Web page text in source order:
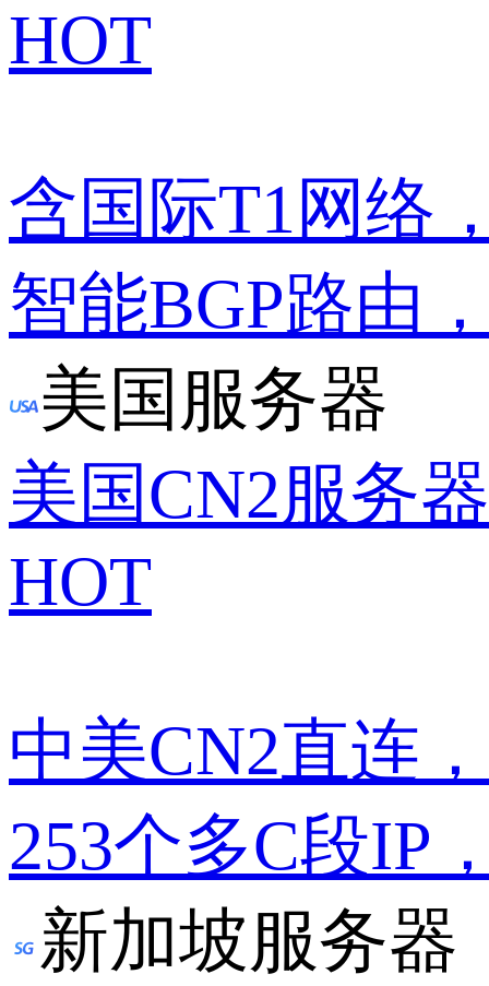
HOT
含国际T1网络
智能BGP路由
美国服务器
美国CN2服务器
HOT
中美CN2直连
253个多C段IP
新加坡服务器